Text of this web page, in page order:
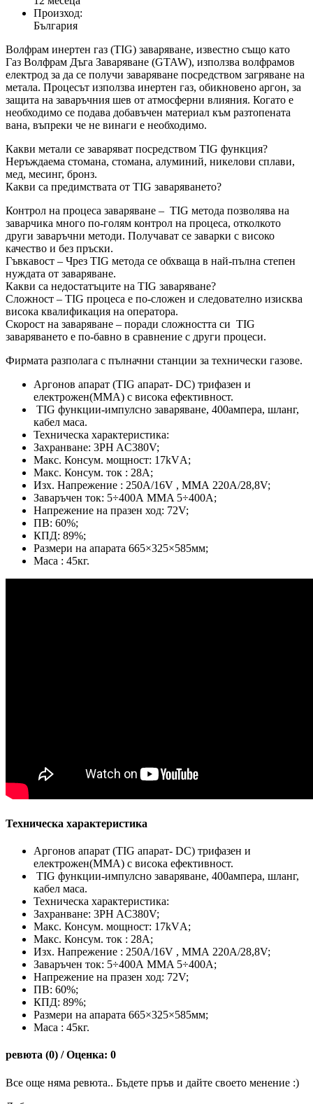
Произход:
България
Волфрам инертен газ (TIG) заваряване, известно също като
Газ Волфрам Дъга Заваряване (GTAW), използва волфрамов
електрод за да се получи заваряване посредством загряване на
метала. Процесът използва инертен газ, обикновено аргон, за
защита на заваръчния шев от атмосферни влияния. Когато е
необходимо се подава добавъчен материал към разтопената
вана, въпреки че не винаги е необходимо.
Какви метали се заваряват посредством TIG функция?
Неръждаема стомана, стомана, алуминий, никелови сплави,
мед, месинг, бронз.
Какви са предимствата от TIG заваряването?
Контрол на процеса заваряване – TIG метода позволява на
заварчика много по-голям контрол на процеса, отколкото
други заваръчни методи. Получават се заварки с високо
качество и без пръски.
Гъвкавост – Чрез TIG метода се обхваща в най-пълна степен
нуждата от заваряване.
Какви са недостатъците на TIG заваряване?
Сложност – TIG процеса е по-сложен и следователно изисква
висока квалификация на оператора.
Скорост на заваряване – поради сложността си TIG
заваряването е по-бавно в сравнение с други процеси.
Фирмата разполага с пълначни станции за технически газове.
Аргонов апарат (TIG апарат- DC) трифазен и
електрожен(MMA) с висока ефективност.
TIG функции-импулсно заваряване, 400ампера, шланг,
кабел маса.
Техническа характеристика:
Захранване: 3PH AC380V;
Макс. Консум. мощност: 17kVА;
Макс. Консум. ток : 28А;
Изх. Напрежение : 250А/16V , ММА 220А/28,8V;
Заваръчен ток: 5÷400А MMA 5÷400A;
Напрежение на празен ход: 72V;
ПВ: 60%;
КПД: 89%;
Размери на апарата 665×325×585мм;
Маса : 45кг.
Техническа характеристика
Аргонов апарат (TIG апарат- DC) трифазен и
електрожен(MMA) с висока ефективност.
TIG функции-импулсно заваряване, 400ампера, шланг,
кабел маса.
Техническа характеристика:
Захранване: 3PH AC380V;
Макс. Консум. мощност: 17kVА;
Макс. Консум. ток : 28А;
Изх. Напрежение : 250А/16V , ММА 220А/28,8V;
Заваръчен ток: 5÷400А MMA 5÷400A;
Напрежение на празен ход: 72V;
ПВ: 60%;
КПД: 89%;
Размери на апарата 665×325×585мм;
Маса : 45кг.
ревюта (0) / Оценка: 0
Все още няма ревюта.. Бъдете пръв и дайте своето менение :)